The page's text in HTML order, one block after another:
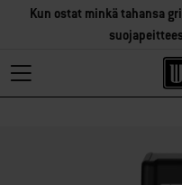
Kun ostat minkä tahansa